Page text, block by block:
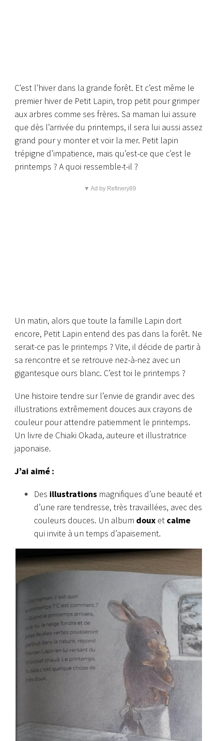
C’est l’hiver dans la grande forêt. Et c’est même le
premier hiver de Petit Lapin, trop petit pour grimper
aux arbres comme ses frères. Sa maman lui assure
que dès l’arrivée du printemps, il sera lui aussi assez
grand pour y monter et voir la mer. Petit lapin
trépigne d’impatience, mais qu’est-ce que c’est le
printemps ? A quoi ressemble-t-il ?
▼ Ad by Refinery89
Un matin, alors que toute la famille Lapin dort
encore, Petit Lapin entend des pas dans la forêt. Ne
serait-ce pas le printemps ? Vite, il décide de partir à
sa rencontre et se retrouve nez-à-nez avec un
gigantesque ours blanc. C’est toi le printemps ?
Une histoire tendre sur l’envie de grandir avec des
illustrations extrêmement douces aux crayons de
couleur pour attendre patiemment le printemps.
Un livre de Chiaki Okada, auteure et illustratrice
japonaise.
J’ai aimé :
Des illustrations magnifiques d’une beauté et
d’une rare tendresse, très travaillées, avec des
couleurs douces. Un album doux et calme
qui invite à un temps d’apaisement.